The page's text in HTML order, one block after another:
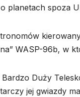
planetach spoza
WASP-96b, w
Duży
jej gwiazdy